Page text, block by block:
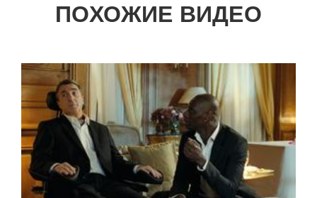
ПОХОЖИЕ ВИДЕО